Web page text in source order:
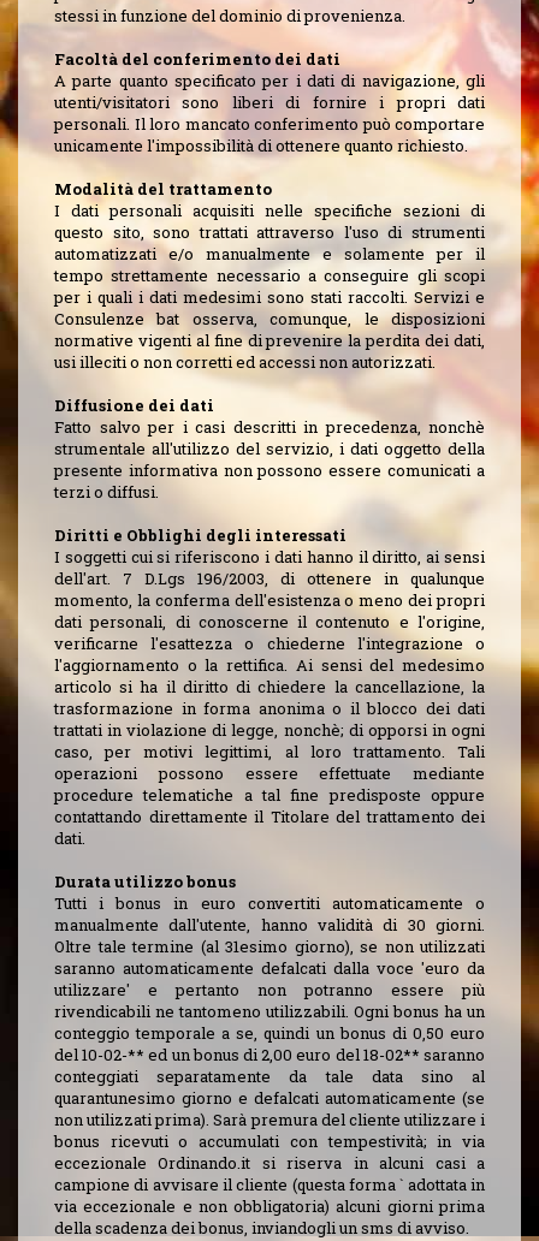
stessi in funzione del dominio di provenienza.
Facoltà del conferimento dei dati
A parte quanto specificato per i dati di navigazione, gli
utenti/visitatori sono liberi di fornire i propri dati
personali. Il loro mancato conferimento può comportare
unicamente l'impossibilità di ottenere quanto richiesto.
Modalità del trattamento
I dati personali acquisiti nelle specifiche sezioni di
questo sito, sono trattati attraverso l'uso di strumenti
automatizzati e/o manualmente e solamente per il
tempo strettamente necessario a conseguire gli scopi
per i quali i dati medesimi sono stati raccolti. Servizi e
Consulenze bat osserva, comunque, le disposizioni
normative vigenti al fine di prevenire la perdita dei dati,
usi illeciti o non corretti ed accessi non autorizzati.
Diffusione dei dati
Fatto salvo per i casi descritti in precedenza, nonchè
strumentale all'utilizzo del servizio, i dati oggetto della
presente informativa non possono essere comunicati a
terzi o diffusi.
Diritti e Obblighi degli interessati
I soggetti cui si riferiscono i dati hanno il diritto, ai sensi
dell'art. 7 D.Lgs 196/2003, di ottenere in qualunque
momento, la conferma dell'esistenza o meno dei propri
dati personali, di conoscerne il contenuto e l'origine,
verificarne l'esattezza o chiederne l'integrazione o
l'aggiornamento o la rettifica. Ai sensi del medesimo
articolo si ha il diritto di chiedere la cancellazione, la
trasformazione in forma anonima o il blocco dei dati
trattati in violazione di legge, nonchè; di opporsi in ogni
caso, per motivi legittimi, al loro trattamento. Tali
operazioni possono essere effettuate mediante
procedure telematiche a tal fine predisposte oppure
contattando direttamente il Titolare del trattamento dei
dati.
Durata utilizzo bonus
Tutti i bonus in euro convertiti automaticamente o
manualmente dall'utente, hanno validità di 30 giorni.
Oltre tale termine (al 31esimo giorno), se non utilizzati
saranno automaticamente defalcati dalla voce 'euro da
utilizzare' e pertanto non potranno essere più
rivendicabili ne tantomeno utilizzabili. Ogni bonus ha un
conteggio temporale a se, quindi un bonus di 0,50 euro
del 10-02-** ed un bonus di 2,00 euro del 18-02** saranno
conteggiati separatamente da tale data sino al
quarantunesimo giorno e defalcati automaticamente (se
non utilizzati prima). Sarà premura del cliente utilizzare i
bonus ricevuti o accumulati con tempestività; in via
eccezionale Ordinando.it si riserva in alcuni casi a
campione di avvisare il cliente (questa forma ` adottata in
via eccezionale e non obbligatoria) alcuni giorni prima
della scadenza dei bonus, inviandogli un sms di avviso.